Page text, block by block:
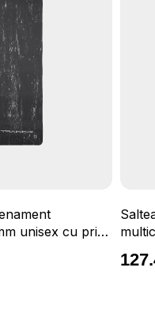
unisex cu print
anti